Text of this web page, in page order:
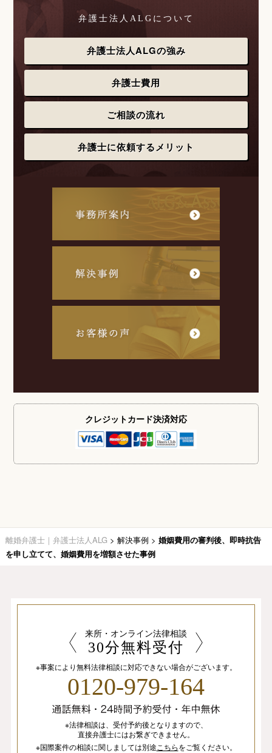
弁護士法人ALGについて
弁護士法人ALGの強み
弁護士費用
ご相談の流れ
弁護士に依頼するメリット
クレジットカード決済対応
離婚弁護士｜弁護士法人ALG > 解決事例 > 婚姻費用の審判後、即時抗告
を申し立てて、婚姻費用を増額させた事例
来所・オンライン法律相談
30分無料受付
※事案により無料法律相談に対応できない場合がございます。
0120-979-164
※法律相談は、 受付予約後となりますので、
直接弁護士にはお繋ぎできません。
※国際案件の相談に関しましては別途 こちらをご覧ください。